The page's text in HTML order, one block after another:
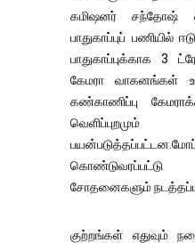
கமிஷனர் சந்தோஷ்
பாதுகாப்புப் பணியில்
பாதுகாப்புக்காக 3
கேமரா வாகனங்கள்
கண்காணிப்பு
கொண்டுவரப்பட்டு
சோதனைகளும்
குற்றங்கள் எதுவும்